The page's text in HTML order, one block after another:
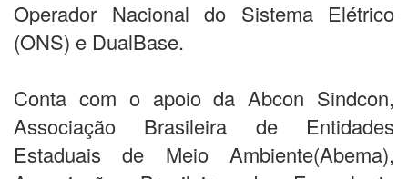
Operador Nacional do Sistema Elétrico
(ONS) e DualBase.
Conta com o apoio da Abcon Sindcon,
Associação Brasileira de Entidades
Estaduais de Meio Ambiente(Abema),